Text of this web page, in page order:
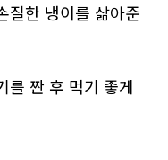
질한 냉이를 삶아준
를 짠 후 먹기 좋게